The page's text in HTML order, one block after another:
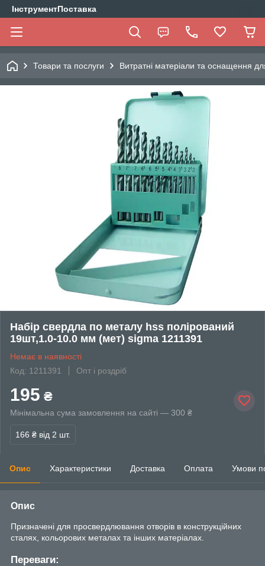
ІнструментПоставка
Товари та послуги Витратні матеріали та оснащення
Набір свердла по металу hss полірований
19шт,1.0-10.0 мм (мет) sigma 1211391
Немає в наявності
Код: 1211391
Опт і роздріб
195 ₴
Мінімальна сума замовлення на сайті — 300 ₴
166 ₴ від 2 шт.
Опис Характеристики Доставка Оплата Умови
Опис
Призначені для просвердлювання отворів в конструкційних
сталях, кольорових металах та інших матеріалах.
Переваги: